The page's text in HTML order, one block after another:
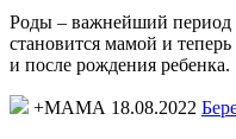
Роды – важнейший
становится мамой и
и после рождения
+МАМА 18.08.2022